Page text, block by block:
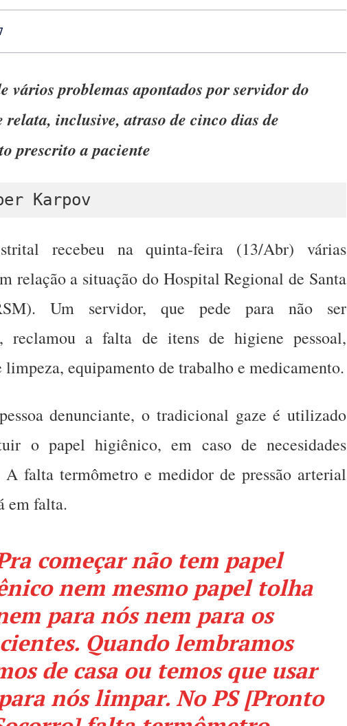
vários problemas apontados por servidor do
relata, inclusive, atraso de cinco dias de
prescrito a paciente
Karpov
recebeu na quinta-feira (13/Abr) várias
relação a situação do Hospital Regional de Santa
Um servidor, que pede para não ser
reclamou a falta de itens de higiene pessoal,
limpeza, equipamento de trabalho e medicamento.
denunciante, o tradicional gaze é utilizado
o papel higiênico, em caso de necesidades
A falta termômetro e medidor de pressão arterial
em falta.
começar não tem papel
nem mesmo papel tolha
para nós nem para os
Quando lembramos
de casa ou temos que usar
nós limpar. No PS [Pronto